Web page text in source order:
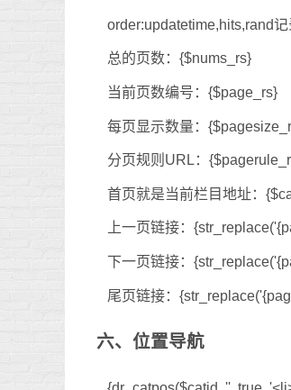
order:updatetime,hits,rand
总的页数：{$nums_rs}
当前页数编号：{$page_rs}
每页显示数量：
分页规则URL：
首页就是当前栏目地址：
上一页链接：
下一页链接：
尾页链接：
六、位置导航